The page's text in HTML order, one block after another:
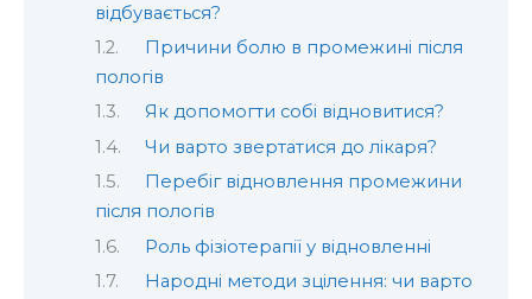
відбувається?
Причини болю в промежині після
пологів
Як допомогти собі відновитися?
Чи варто звертатися до лікаря?
Перебіг відновлення промежини
після пологів
Роль фізіотерапії у відновленні
Народні методи зцілення: чи варто